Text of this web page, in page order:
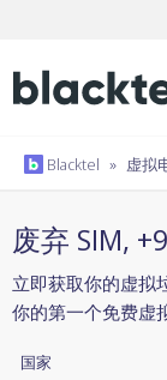
Blacktel » 虚拟
废弃 SIM,
立即获取你的虚拟
你的第一个免费虚
国家